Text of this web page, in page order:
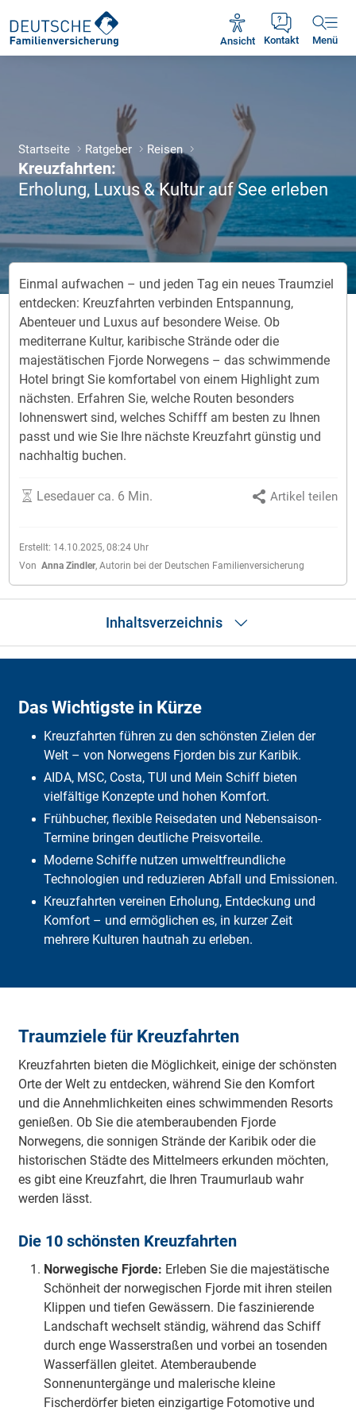
Kontakt
Ansicht Menü
Mo - Fr 09:00 - 18:30 Uhr
Startseite Ratgeber Reisen
Kreuzfahrten:
Erholung, Luxus & Kultur auf See erleben
Einmal aufwachen – und jeden Tag ein neues Traumziel
entdecken: Kreuzfahrten verbinden Entspannung,
Abenteuer und Luxus auf besondere Weise. Ob
mediterrane Kultur, karibische Strände oder die
majestätischen Fjorde Norwegens – das schwimmende
Hotel bringt Sie komfortabel von einem Highlight zum
nächsten. Erfahren Sie, welche Routen besonders
lohnenswert sind, welches Schifff am besten zu Ihnen
passt und wie Sie Ihre nächste Kreuzfahrt günstig und
nachhaltig buchen.
Erstellt: 14.10.2025, 08:24Uhr
Von Anna Zindler, Autorin bei der Deutschen Familienversicherung
Lesedauer ca. 6 Min. Artikel teilen
Inhaltsverzeichnis
Beliebteste Kreuzfahrtschiffe im Vergleich
Wie kann man Kreuzfahrten günstig buchen?
Vor- und Nachteile
Einfluss auf die Umwelt
Häufige Fragen
Fazit
Das Wichtigste in Kürze
Kreuzfahrten führen zu den schönsten Zielen der
Welt – von Norwegens Fjorden bis zur Karibik.
AIDA, MSC, Costa, TUI und Mein Schiff bieten
vielfältige Konzepte und hohen Komfort.
Frühbucher, flexible Reisedaten und Nebensaison-
Termine bringen deutliche Preisvorteile.
Moderne Schiffe nutzen umweltfreundliche
Technologien und reduzieren Abfall und Emissionen.
Kreuzfahrten vereinen Erholung, Entdeckung und
Komfort – und ermöglichen es, in kurzer Zeit
mehrere Kulturen hautnah zu erleben.
Traumziele für Kreuzfahrten
Kreuzfahrten bieten die Möglichkeit, einige der schönsten
Orte der Welt zu entdecken, während Sie den Komfort
und die Annehmlichkeiten eines schwimmenden Resorts
genießen. Ob Sie die atemberaubenden Fjorde
Norwegens, die sonnigen Strände der Karibik oder die
historischen Städte des Mittelmeers erkunden möchten,
es gibt eine Kreuzfahrt, die Ihren Traumurlaub wahr
werden lässt.
Die 10 schönsten Kreuzfahrten
Norwegische Fjorde: Erleben Sie die majestätische
Schönheit der norwegischen Fjorde mit ihren steilen
Klippen und tiefen Gewässern. Die faszinierende
Landschaft wechselt ständig, während das Schiff
durch enge Wasserstraßen und vorbei an tosenden
Wasserfällen gleitet. Atemberaubende
Sonnenuntergänge und malerische kleine
Fischerdörfer bieten einzigartige Fotomotive und